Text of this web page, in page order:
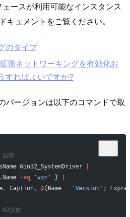
ースが利用可能なインスタンス
キュメントをご覧ください。
のタイプ
張ネットワーキングを有効化お
すればよいですか?
バージョンは以下のコマンドで取
降
Win32_SystemDriver
.Name -eq 'vxn' }
, Caption, @{Name = 'Version' ;
以前